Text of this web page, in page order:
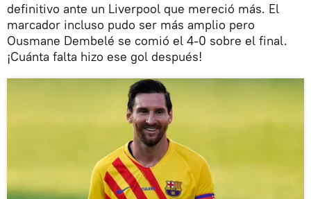
definitivo ante un Liverpool que mereció más. El
marcador incluso pudo ser más amplio pero
Ousmane Dembelé se comió el 4-0 sobre el final.
¡Cuánta falta hizo ese gol después!